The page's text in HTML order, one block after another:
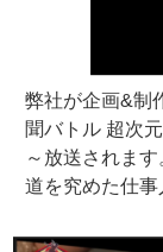
弊社が企画&制
聞バトル 超次
～放送されま
道を究めた仕事